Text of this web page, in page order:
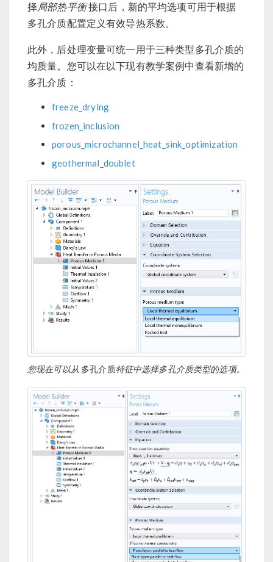
择 局部热平衡接口后，新的平均选项可用于根据
多孔介质配置定义有效导热系数。
此外，后处理变量可统一用于三种类型多孔介质的
均质量。您可以在以下现有教学案例中查看新增的
多孔介质：
freeze_drying
frozen_inclusion
porous_microchannel_heat_sink_optimization
geothermal_doublet
您现在可以从 多孔介质特征中选择多孔介质类型的选项。